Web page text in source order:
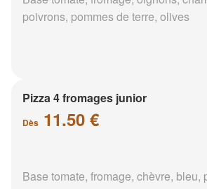
poivrons, pommes de terre, olives
Pizza 4 fromages junior
Dès 11.50 €
Base tomate, fromage, chèvre, bleu,